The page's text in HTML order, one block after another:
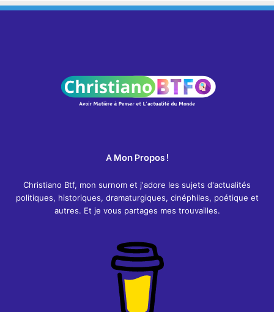
A Mon Propos !
Christiano Btf, mon surnom et j'adore les sujets d'actualités
politiques, historiques, dramaturgiques, cinéphiles, poétique et
autres. Et je vous partages mes trouvailles.